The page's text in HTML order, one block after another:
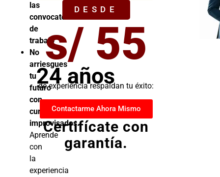
las
convocatorias
de
trabajo
No
arriesgues
tu
futuro
con
cursos
improvisados.
Aprende
con
la
experiencia
DESDE
s/ 55
24 años
de experiencia respaldan tu éxito:
Contactarme Ahora Mismo
Certifícate con
garantía.